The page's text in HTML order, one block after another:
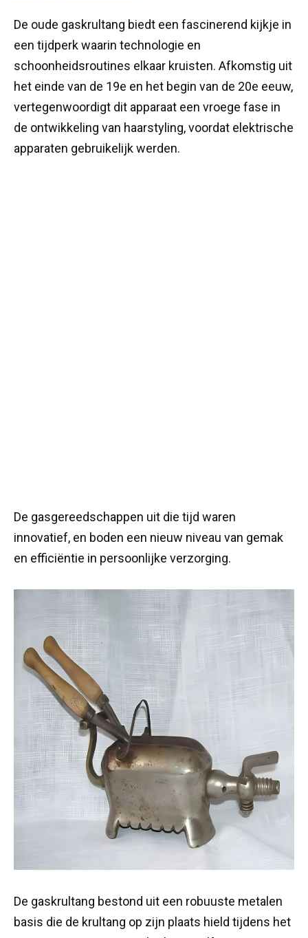
De oude gaskrultang biedt een fascinerend kijkje in
een tijdperk waarin technologie en
schoonheidsroutines elkaar kruisten. Afkomstig uit
het einde van de 19e en het begin van de 20e eeuw,
vertegenwoordigt dit apparaat een vroege fase in
de ontwikkeling van haarstyling, voordat elektrische
apparaten gebruikelijk werden.
De gasgereedschappen uit die tijd waren
innovatief, en boden een nieuw niveau van gemak
en efficiëntie in persoonlijke verzorging.
De gaskrultang bestond uit een robuuste metalen
basis die de krultang op zijn plaats hield tijdens het